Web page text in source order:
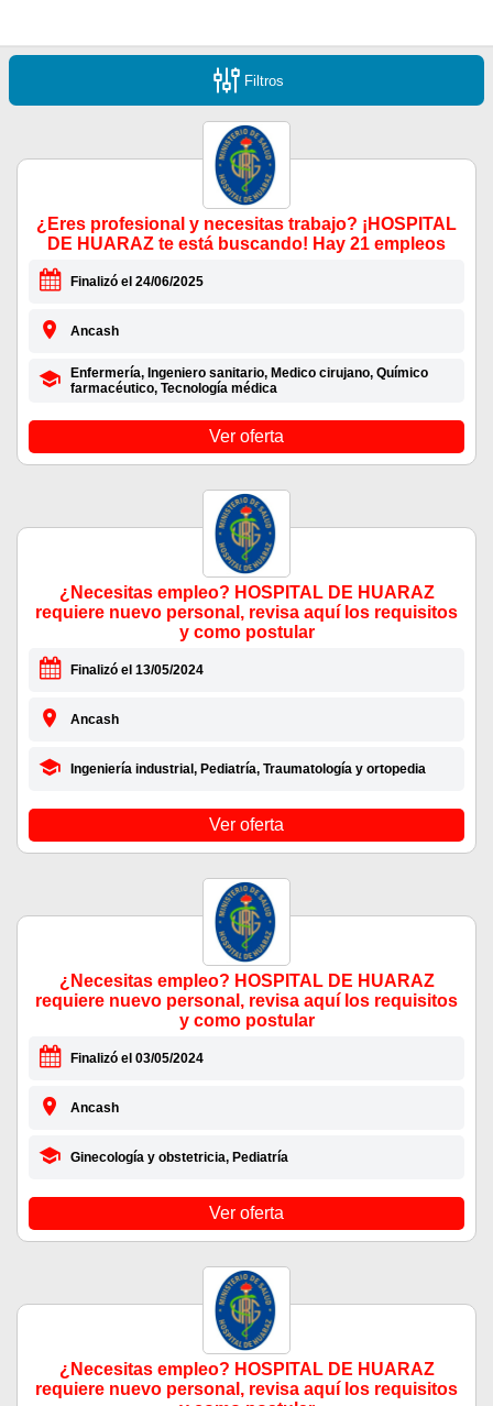
Filtros
¿Eres profesional y necesitas trabajo? ¡HOSPITAL
DE HUARAZ te está buscando! Hay 21 empleos
Finalizó el 24/06/2025
Ancash
Enfermería, Ingeniero sanitario, Medico cirujano, Químico
farmacéutico, Tecnología médica
Ver oferta
¿Necesitas empleo? HOSPITAL DE HUARAZ
requiere nuevo personal, revisa aquí los requisitos
y como postular
Finalizó el 13/05/2024
Ancash
Ingeniería industrial, Pediatría, Traumatología y ortopedia
Ver oferta
¿Necesitas empleo? HOSPITAL DE HUARAZ
requiere nuevo personal, revisa aquí los requisitos
y como postular
Finalizó el 03/05/2024
Ancash
Ginecología y obstetricia, Pediatría
Ver oferta
¿Necesitas empleo? HOSPITAL DE HUARAZ
requiere nuevo personal, revisa aquí los requisitos